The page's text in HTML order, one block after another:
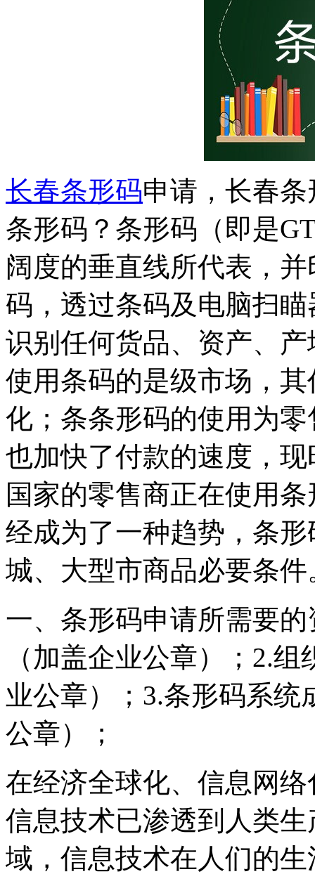
长春条形码申请，长春
条形码？条形码（即是
阔度的垂直线所代表，
码，透过条码及电脑扫
识别任何货品、资产、
使用条码的是级市场，
化；条条形码的使用为
也加快了付款的速度，
国家的零售商正在使用
经成为了一种趋势，条
城、大型市商品必要条件
一、条形码申请所需要
（加盖企业公章）；2.
业公章）；3.条形码系统
公章）；
在经济全球化、信息网
信息技术已渗透到人类
域，信息技术在人们的